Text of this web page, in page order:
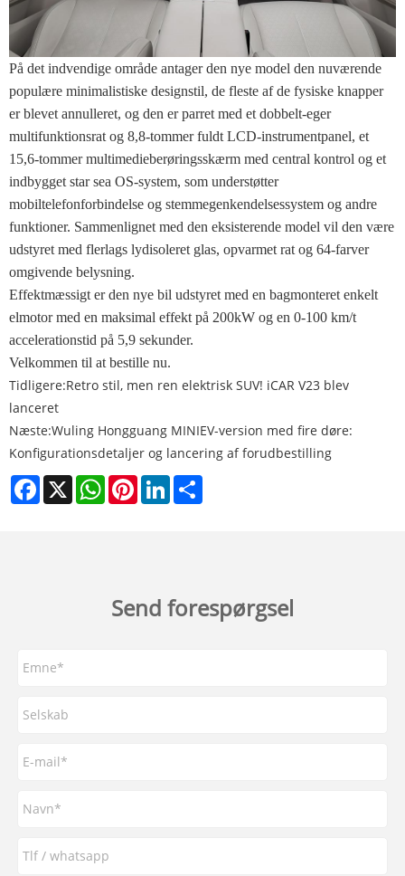
På det indvendige område antager den nye model den nuværende
populære minimalistiske designstil, de fleste af de fysiske knapper
er blevet annulleret, og den er parret med et dobbelt-eger
multifunktionsrat og 8,8-tommer fuldt LCD-instrumentpanel, et
15,6-tommer multimedieberøringsskærm med central kontrol og et
indbygget star sea OS-system, som understøtter
mobiltelefonforbindelse og stemmegenkendelsessystem og andre
funktioner. Sammenlignet med den eksisterende model vil den være
udstyret med flerlags lydisoleret glas, opvarmet rat og 64-farver
omgivende belysning.
Effektmæssigt er den nye bil udstyret med en bagmonteret enkelt
elmotor med en maksimal effekt på 200kW og en 0-100 km/t
accelerationstid på 5,9 sekunder.
Velkommen til at bestille nu.
Tidligere:Retro stil, men ren elektrisk SUV! iCAR V23 blev
lanceret
Næste:Wuling Hongguang MINIEV-version med fire døre:
Konfigurationsdetaljer og lancering af forudbestilling
Facebook
X WhatsAppPinterestLinkedIn
Send forespørgsel